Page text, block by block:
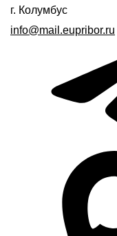
г. Колумбус
info@mail.eupribor.ru